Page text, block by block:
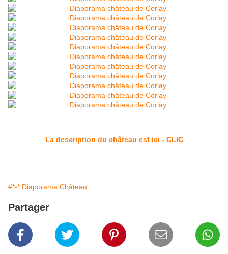
La description du château est ici - CLIC
#*-* Diaporama Château
Partager